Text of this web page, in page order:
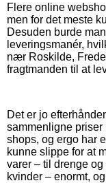
Flere online
men for det meste
Desuden burde
leveringsmanér,
nær Roskilde,
fragtmanden til at
Det er jo
sammenligne priser
shops, og ergo har
kunne slippe for at
varer – til drenge
kvinder – enormt,